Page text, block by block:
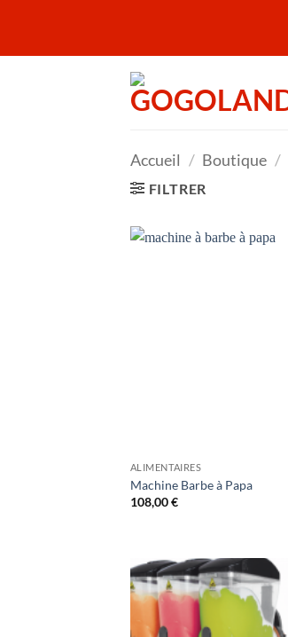
contenu
Accueil / Boutique /
FILTRER
ALIMENTAIRES
Machine Barbe à Papa
108,00€